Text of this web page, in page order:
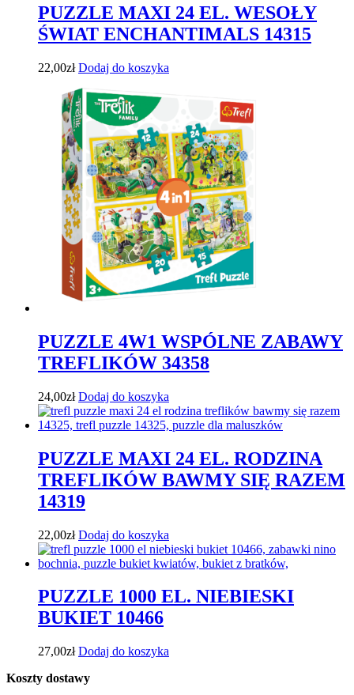
PUZZLE MAXI 24 EL. WESOŁY
ŚWIAT ENCHANTIMALS 14315
22,00zł Dodaj do koszyka
PUZZLE 4W1 WSPÓLNE ZABAWY
TREFLIKÓW 34358
24,00zł Dodaj do koszyka
PUZZLE MAXI 24 EL. RODZINA
TREFLIKÓW BAWMY SIĘ RAZEM
14319
22,00zł Dodaj do koszyka
PUZZLE 1000 EL. NIEBIESKI
BUKIET 10466
27,00zł Dodaj do koszyka
Koszty dostawy